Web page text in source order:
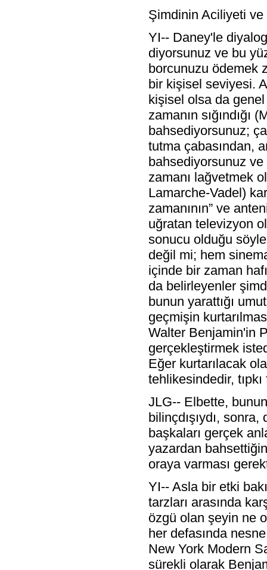
Şimdinin Aciliyeti ve
YI-- Daney'le
diyorsunuz ve bu
borcunuzu ödemek
bir kişisel seviyesi.
kişisel olsa da
zamanın
bahsediyorsunuz;
tutma çabasından,
bahsediyorsunuz
zamanı lağvetmek
Lamarche-Vadel)
zamanının” ve
uğratan televizyon
sonucu olduğu
değil mi; hem
içinde bir zaman
da belirleyenler
bunun yarattığı
geçmişin
Walter Benjamin'in
gerçekleştirmek
Eğer kurtarılacak
tehlikesindedir,
JLG-- Elbette,
bilinçdışıydı,
başkaları gerçek
yazardan
oraya varması
YI-- Asla bir etki
tarzları arasında
özgü olan şeyin ne
her defasında
New York Modern
sürekli olarak